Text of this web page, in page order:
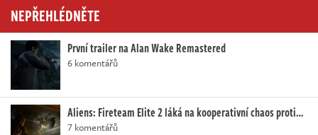
NEPŘEHLÉDNĚTE
První trailer na Alan Wake Remastered
6 komentářů
Aliens: Fireteam Elite 2 láká na kooperativní chaos proti…
7 komentářů